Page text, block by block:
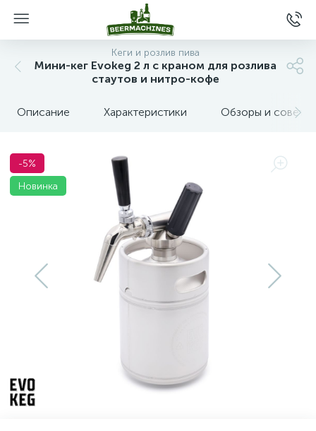
Кеги и розлив пива
Мини-кег Evokeg 2 л с краном для розлива
стаутов и нитро-кофе
Описание Характеристики Обзоры и советы
-5%
Новинка